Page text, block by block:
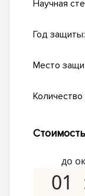
Научная
Год защиты:
Место
Количество
до
01